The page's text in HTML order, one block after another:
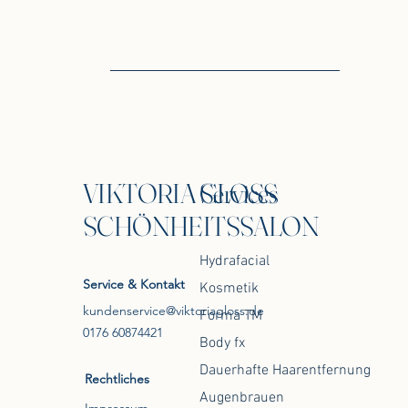
VIKTORIA GLOSS
SCHÖNHEITSSALON
Service & Kontakt
kundenservice@viktoriagloss.de
0176 60874421
Rechtliches
Services
Hydrafacial
Kosmetik
Forma TM
Body fx
Dauerhafte Haarentfernung
Augenbrauen